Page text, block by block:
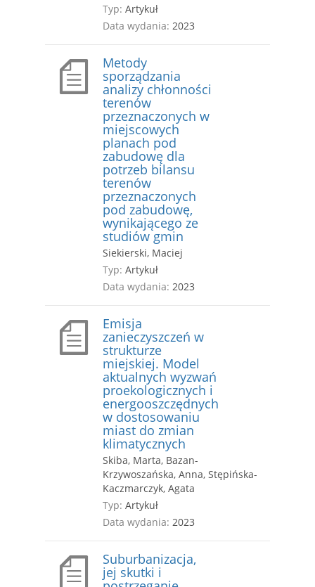
Typ: Artykuł
Data wydania: 2023
Metody
sporządzania
analizy chłonności
terenów
przeznaczonych w
miejscowych
planach pod
zabudowę dla
potrzeb bilansu
terenów
przeznaczonych
pod zabudowę,
wynikającego ze
studiów gmin
Siekierski, Maciej
Typ: Artykuł
Data wydania: 2023
Emisja
zanieczyszczeń w
strukturze
miejskiej. Model
aktualnych wyzwań
proekologicznych i
energooszczędnych
w dostosowaniu
miast do zmian
klimatycznych
Skiba, Marta, Bazan-
Krzywoszańska, Anna, Stępińska-
Kaczmarczyk, Agata
Typ: Artykuł
Data wydania: 2023
Suburbanizacja,
jej skutki i